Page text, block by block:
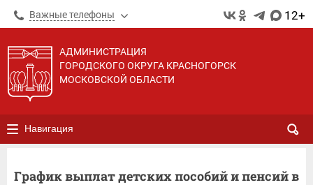
Важные телефоны 12+
АДМИНИСТРАЦИЯ
ГОРОДСКОГО ОКРУГА КРАСНОГОРСК
МОСКОВСКОЙ ОБЛАСТИ
Навигация
График выплат детских пособий и пенсий в